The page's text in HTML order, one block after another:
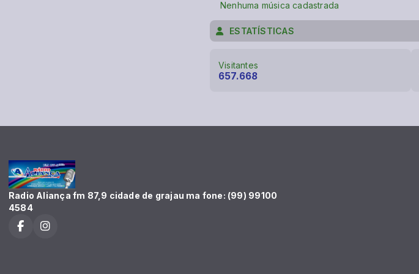
Nenhuma música cadastrada
ESTATÍSTICAS
Visitantes
657.668
Radio Aliança fm 87,9 cidade de grajau ma fone: (99) 99100
4584